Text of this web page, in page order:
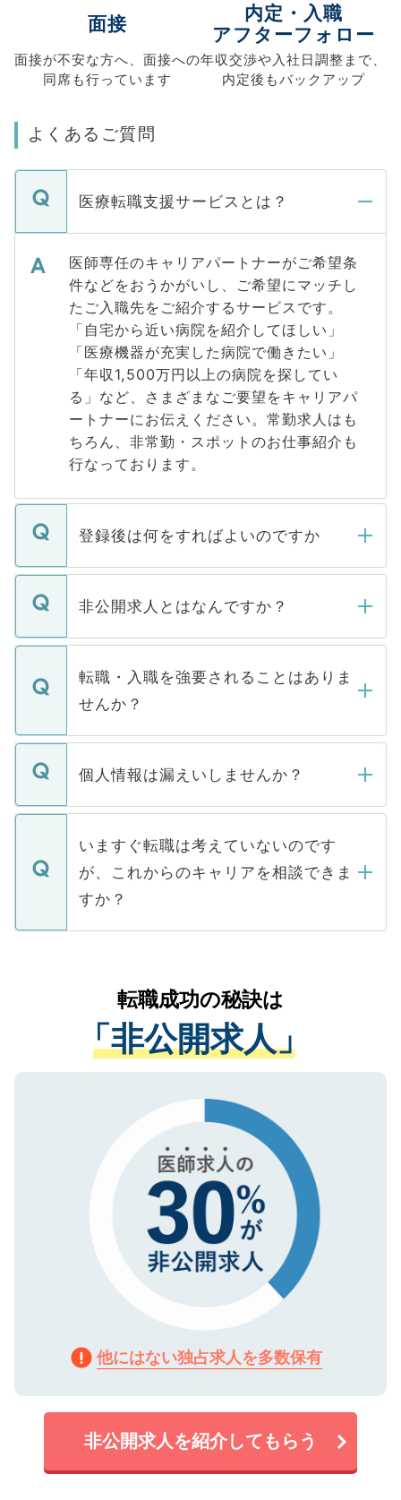
面接
面接が不安な方へ、 面接への
同席も行っています
内定・入職
アフターフォロー
年収交渉や入社日調整まで、
内定後もバックアップ
よくあるご質問
医療転職支援サービスとは？
医師専任のキャリアパートナーがご希望条
件などをおうかがいし、ご希望にマッチし
たご入職先をご紹介するサービスです。
「自宅から近い病院を紹介してほしい」
「医療機器が充実した病院で働きたい」
「年収1,500万円以上の病院を探してい
る」など、さまざまなご要望をキャリアパ
ートナーにお伝えください。常勤求人はも
ちろん、非常勤・スポットのお仕事紹介も
行なっております。
登録後は何をすればよいのですか
ご登録いただきましたら、弊社担当者がご
登録内容を確認し、その後メールもしくは
ます。通常、5営業日以内にはご連絡をせて
いただきますので、しばらくお待ちくださ
非公開求人とはなんですか？
マイナビDOCTORで取り扱っている求人の
うち約3割は、Webサイトからご覧いただ
けない「非公開求人」です。非公開求人は
下記の理由によって、一般には公開してい
ません。
■応募殺到を避けるため 人気のある医療機
関を公にしてしまうと、応募が殺到する場
に、医療機関が求める条件に合った人材の
みを人材紹介会社に依頼するケースが増え
ています。
転職・入職を強要されることはありま
せんか？
転職・入職を強要することは一切ありませ
ん。また、仮に応募先から内定をいただい
定を承諾する必要はありません。内定先へ
の辞退の連絡はキャリアパートナーが行い
個人情報は漏えいしませんか？
個人情報が漏えいすることはありませんの
で、ご安心ください。当サイトからの登録
などで収集したご登録者様の個人情報は、
ご本人のキャリアアップおよび転職活動の
支援を目的に使用いたします。お預かりし
ているすべての個人データはご本人の許可
は、個人情報の取り扱いについての厳密な
管理基準を満たした事業者のみに付与され
る、プライバシーマークを取得済みです。
で、機密保持に関してもご安心ください。
いますぐ転職は考えていないのです
が、これからのキャリアを相談できま
すか？
かがいして、現在の医療機関の状況や紹介
経験をまじえながら、適切なアドバイスを
させていただきます。すぐにご転職をされ
ない方には、長期的なサポートが可能です
ので、まずはご登録ください。
転職成功の秘訣は
「非公開求人」
他にはない独占求人を多数保有
非公開求人を紹介してもらう